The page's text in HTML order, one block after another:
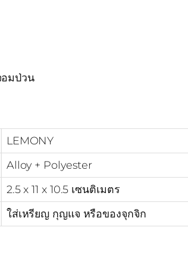
อมป่วน
LEMONY
Alloy + Polyester
2.5 x 11 x 10.5 เซนติเมตร
ใส่เหรียญ กุญแจ หรือของจุกจิก